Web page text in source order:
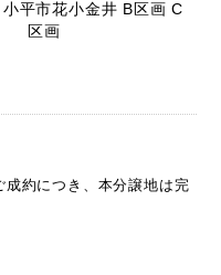
小平市花小金井 B区画 C
区画
約につき、本分譲地は完